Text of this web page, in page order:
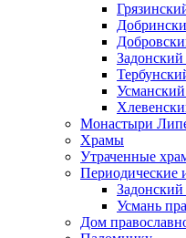
Монастыри
Храмы
Утраченные
Периодические
Усмань
Дом